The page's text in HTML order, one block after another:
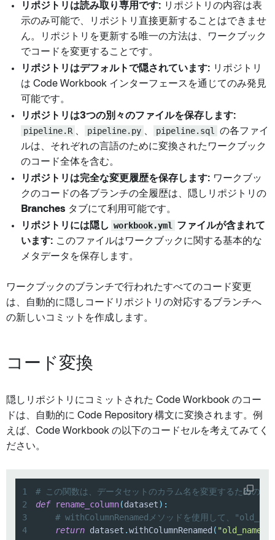
リポジトリは読み取り専用です: リポジトリの内容は表
示のみ可能で、リポジトリ直接更新することはできませ
ん。リポジトリを更新する唯一の方法は、ワークブック
でコードを変更することです。
リポジトリはデフォルトで隠されています: リポジトリ
は Code Workbook インターフェースを通じてのみ発見
可能です。
リポジトリは3つの別々のファイルを保存します:
pipeline.R 、 pipeline.py 、 pipeline.sql の各ファイ
ルは、それぞれの言語のために変換されたワークブック
のコード全体を含む。
リポジトリは完全な変更履歴を保存します: ワークブッ
クのコードの各ブランチの全履歴は、隠しリポジトリの
Branches タブにて利用可能です。
リポジトリには隠し workbook.yml ファイルが含まれて
います: このファイルはワークブックに関する基本的な
メタデータを保存します。
ワークブックのブランチで行われたすべてのコード変更
は、自動的に隠しコードリポジトリの対応するブランチへ
の新しいコミットを作成します。
コード変換
隠しリポジトリにコミットされた Code Workbook のコー
ドは、自動的に Code Repository 構文に変換されます。例
えば、Code Workbook の以下のコードセルを考えてみてく
ださい。
1
# この関数は、データセットのカラム名を変更するためのも
2
def rename_column(dataset) :
3
# withColumnRenamedメソッドを使用して、
4
return dataset .withColumnRenamed ( "old_name"